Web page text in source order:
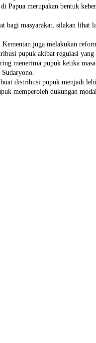
Papua merupakan bentuk
masyarakat, silakan lihat
juga melakukan
pupuk akibat regulasi
menerima pupuk ketika
distribusi pupuk menjadi
memperoleh dukungan